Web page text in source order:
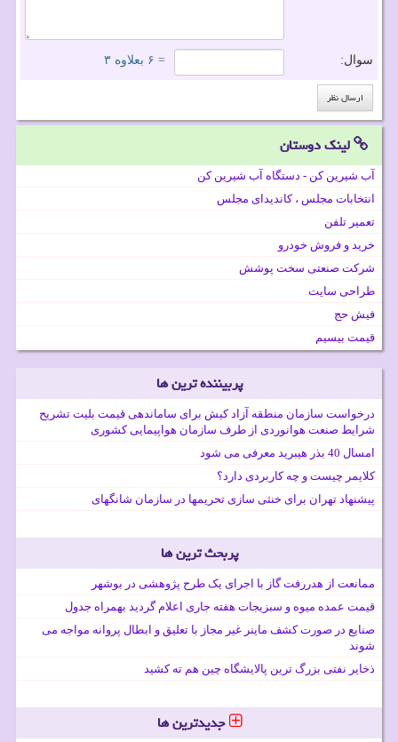
سوال: = ۶ بعلاوه ۳
لینک دوستان
آب شیرین کن - دستگاه آب شیرین کن
انتخابات مجلس ، کاندیدای مجلس
تعمیر تلفن
خرید و فروش خودرو
شرکت صنعتی سخت پوشش
طراحی سایت
فیش حج
قیمت بیسیم
پربیننده ترین ها
درخواست سازمان منطقه آزاد کیش برای ساماندهی قیمت بلیت تشریح
شرایط صنعت هوانوردی از طرف سازمان هواپیمایی کشوری
امسال 40 بذر هیبرید معرفی می شود
کلایمر چیست و چه کاربردی دارد؟
پیشنهاد تهران برای خنثی سازی تحریمها در سازمان شانگهای
پربحث ترین ها
ممانعت از هدررفت گاز با اجرای یک طرح پژوهشی در بوشهر
قیمت عمده میوه و سبزیجات هفته جاری اعلام گردید بهمراه جدول
صنایع در صورت کشف ماینر غیر مجاز با تعلیق و ابطال پروانه مواجه می
شوند
ذخایر نفتی بزرگ ترین پالایشگاه چین هم ته کشید
جدیدترین ها